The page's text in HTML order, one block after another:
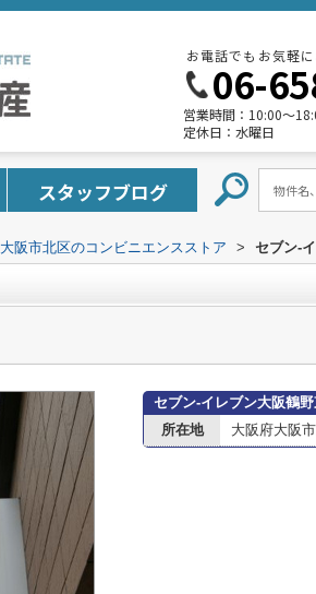
お電話でもお気軽
06-
営業時間： 10:00～
定休日： 水曜日
スタッフブログ
大阪市北区のコンビニエンスストア > セブン-
セブン-イレブン大阪鶴
所在地
大阪府大阪